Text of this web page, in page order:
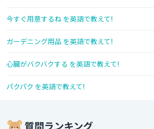
今すぐ用意するね を英語で教えて!
ガーデニング用品 を英語で教えて!
心臓がバクバクする を英語で教えて!
パクパク を英語で教えて!
質問ランキング